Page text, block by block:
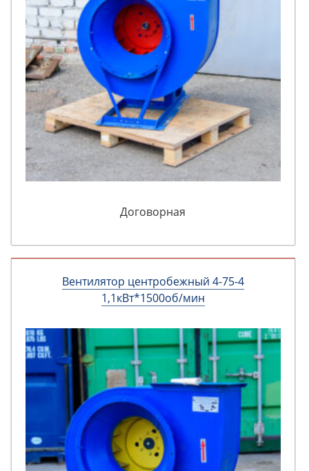
Договорная
Вентилятор центробежный 4-75-4
1,1кВт*1500об/мин